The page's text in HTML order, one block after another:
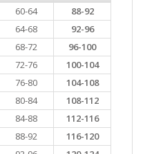
60-64
88-92
64-68
92-96
68-72
96-100
72-76
100-104
76-80
104-108
80-84
108-112
84-88
112-116
88-92
116-120